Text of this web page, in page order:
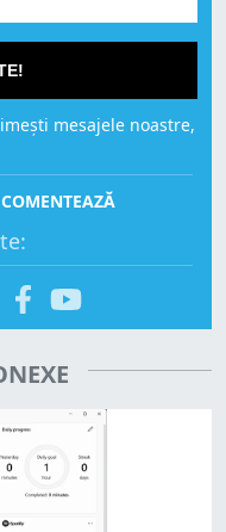
mesajele noastre,
COMENTEAZĂ